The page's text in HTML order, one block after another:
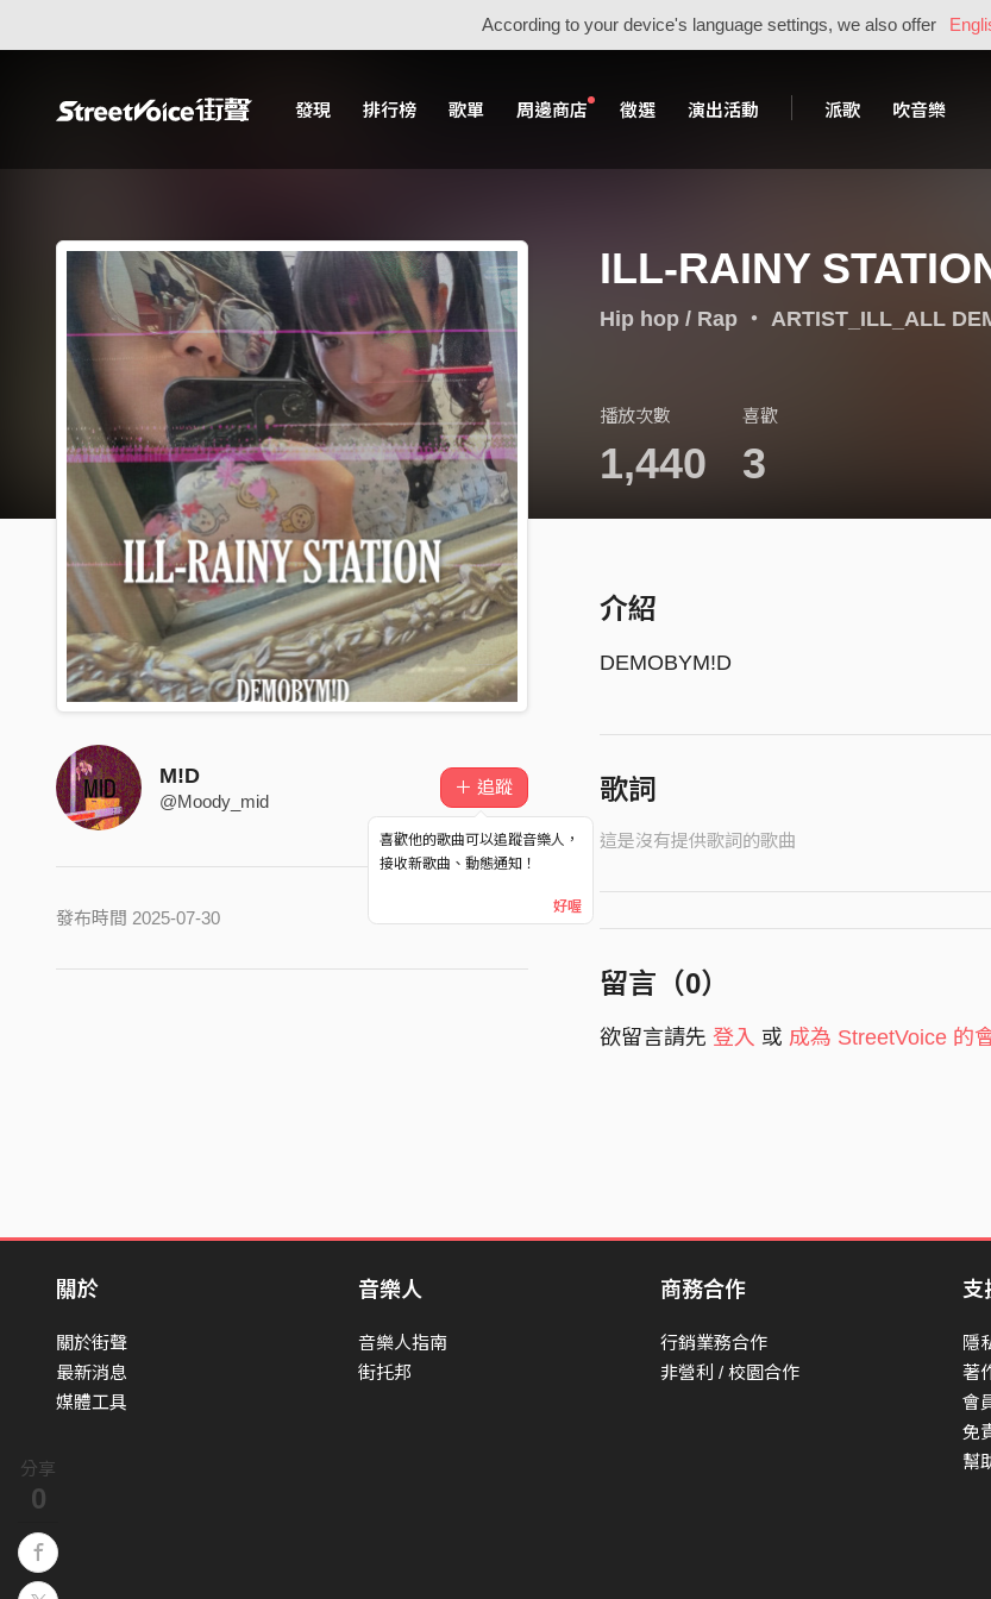
According to your device's language settings, we also offer
發現 排行榜 歌單 周邊商店 徵選 演出活動 派歌 吹音樂
分享
0
ILL-RAINY
Hip hop / Rap・ ARTIST_ILL_ALL
播放次數
1,440
喜歡
3
M!D
@Moody_mid
＋ 追蹤
喜歡他的歌曲可以追蹤音樂人，
接收新歌曲、動態通知！
好喔
發布時間 2025-07-30
介紹
DEMOBYM!D
歌詞
這是沒有提供歌詞的歌曲
留言（0）
欲留言請先 登入 或 成為 StreetVoice 的
關於
關於街聲
最新消息
媒體工具
音樂人
音樂人指南
街托邦
商務合作
行銷業務合作
非營利 / 校園合作
支
隱
著
會
免
幫